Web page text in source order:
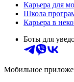
Карьера для
Школа
Карьера в
Боты для
Мобильное